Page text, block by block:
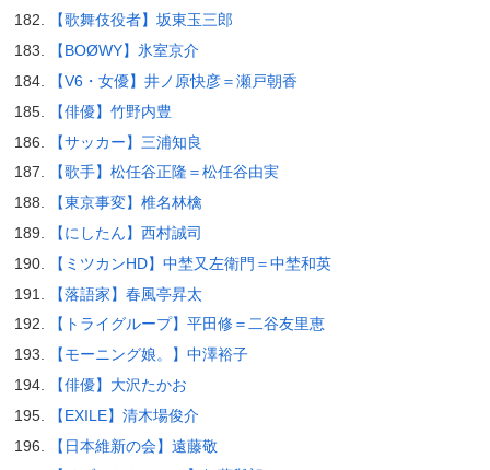
【歌舞伎役者】坂東玉三郎
【BOØWY】氷室京介
【V6・女優】井ノ原快彦＝瀬戸朝香
【俳優】竹野内豊
【サッカー】三浦知良
【歌手】松任谷正隆＝松任谷由実
【東京事変】椎名林檎
【にしたん】西村誠司
【ミツカンHD】中埜又左衛門＝中埜和英
【落語家】春風亭昇太
【トライグループ】平田修＝二谷友里恵
【モーニング娘。】中澤裕子
【俳優】大沢たかお
【EXILE】清木場俊介
【日本維新の会】遠藤敬